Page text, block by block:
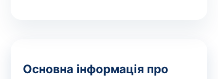
Основна інформація про